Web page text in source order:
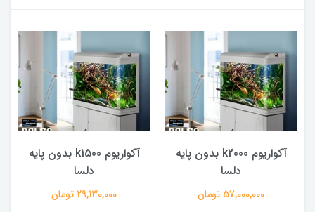
آکواریوم k2000 بدون پایه
دلسا
57,000,000 تومان
آکواریوم k1500 بدون پایه
دلسا
29,130,000 تومان